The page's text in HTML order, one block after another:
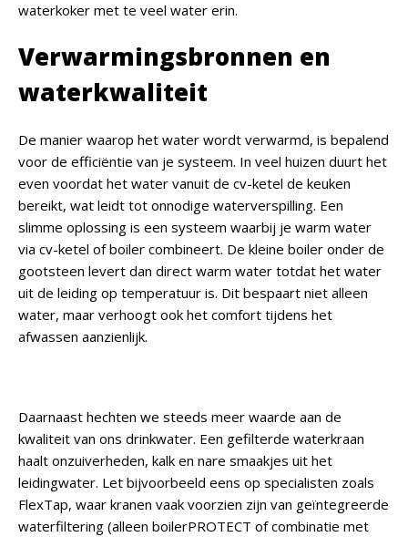
waterkoker met te veel water erin.
Verwarmingsbronnen en
waterkwaliteit
De manier waarop het water wordt verwarmd, is bepalend
voor de efficiëntie van je systeem. In veel huizen duurt het
even voordat het water vanuit de cv-ketel de keuken
bereikt, wat leidt tot onnodige waterverspilling. Een
slimme oplossing is een systeem waarbij je warm water
via cv-ketel of boiler combineert. De kleine boiler onder de
gootsteen levert dan direct warm water totdat het water
uit de leiding op temperatuur is. Dit bespaart niet alleen
water, maar verhoogt ook het comfort tijdens het
afwassen aanzienlijk.
Daarnaast hechten we steeds meer waarde aan de
kwaliteit van ons drinkwater. Een gefilterde waterkraan
haalt onzuiverheden, kalk en nare smaakjes uit het
leidingwater. Let bijvoorbeeld eens op specialisten zoals
FlexTap, waar kranen vaak voorzien zijn van geïntegreerde
waterfiltering (alleen boilerPROTECT of combinatie met